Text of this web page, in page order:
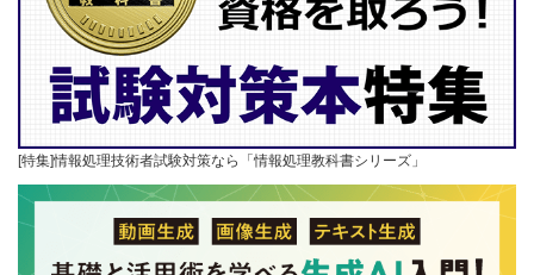
[特集]情報処理技術者試験対策なら「情報処理教科書シリーズ」